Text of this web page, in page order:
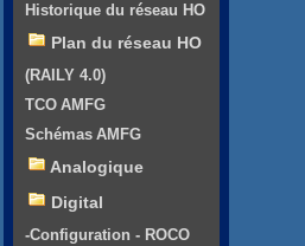
Historique du réseau HO
Plan du réseau HO
(RAILY 4.0)
TCO AMFG
Schémas AMFG
Analogique
Digital
-Configuration - ROCO